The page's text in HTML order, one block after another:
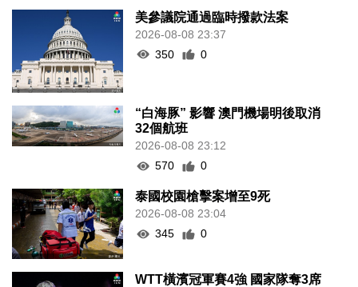
美參議院通過臨時撥款法案
2026-08-08 23:37
350
0
“白海豚” 影響 澳門機場明後取消
32個航班
2026-08-08 23:12
570
0
泰國校園槍擊案增至9死
2026-08-08 23:04
345
0
WTT橫濱冠軍賽4強 國家隊奪3席